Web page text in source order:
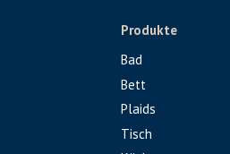
Produkte
Bad
Bett
Plaids
Tisch